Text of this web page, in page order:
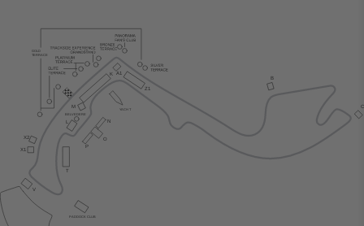
T
P
O
N
PADDOCK CLUB
V
X1
X2
C
B
Z1
A1
K
M
L
YACH T
GOLD
TERRACE
BELVEDERE